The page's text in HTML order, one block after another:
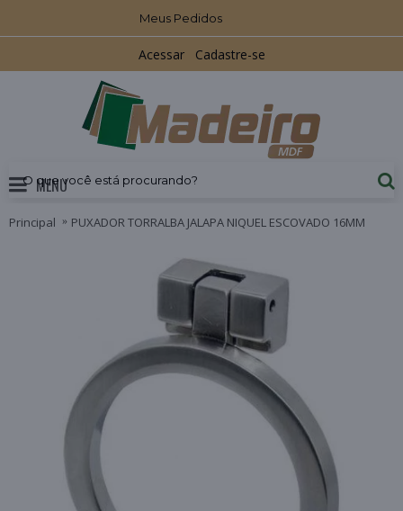
Meus Pedidos
Acessar Cadastre-se
MENU
Principal PUXADOR TORRALBA JALAPA NIQUEL ESCOVADO 16MM